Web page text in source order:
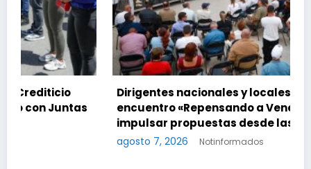
Dirigentes nacionales y locales activan el
encuentro «Repensando a Venezuela» para
impulsar propuestas desde las comunidades
Notinformados